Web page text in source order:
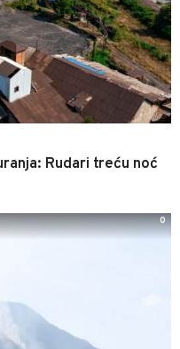
Rudari treću noć
0